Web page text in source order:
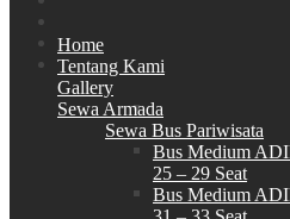
Home
Tentang Kami
Gallery
Sewa Armada
Sewa Bus Pariwisata
Bus Medium
25 – 29 Seat
Bus Medium